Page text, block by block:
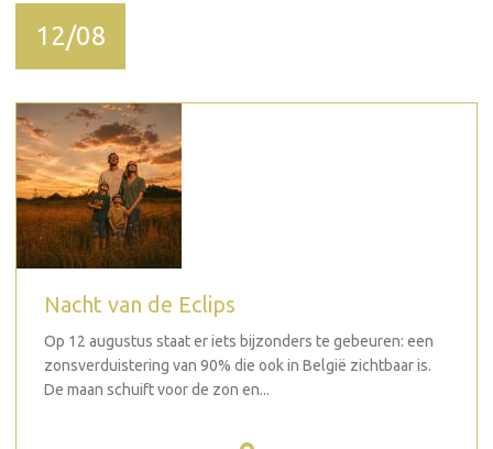
12/08
Nacht van de Eclips
Op 12 augustus staat er iets bijzonders te gebeuren: een
zonsverduistering van 90% die ook in België zichtbaar is.
De maan schuift voor de zon en...